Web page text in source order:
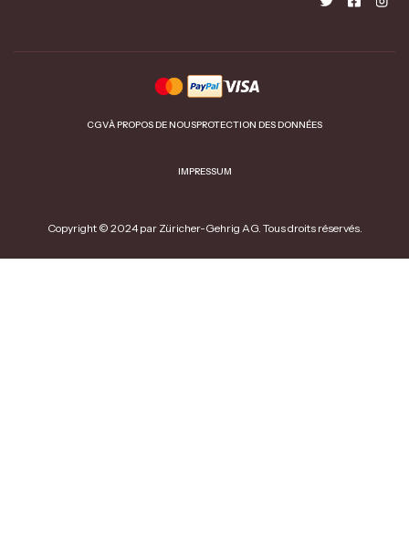
CGVÀ PROPOS DE NOUSPROTECTION DES DONNÉES
IMPRESSUM
Copyright © 2024 par Züricher-Gehrig AG. Tous droits réservés.